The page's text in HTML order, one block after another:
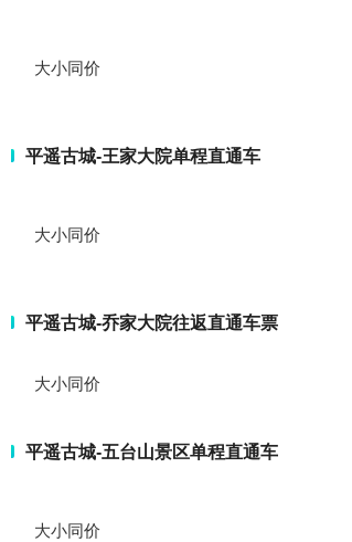
大小同价
平遥古城-王家大院单程直通车
大小同价
平遥古城-乔家大院往返直通车票
大小同价
平遥古城-五台山景区单程直通车
大小同价